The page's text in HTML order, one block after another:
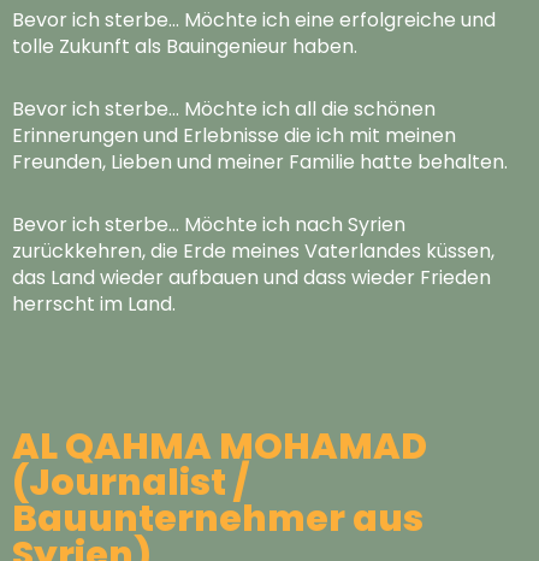
Bevor ich sterbe… Möchte ich eine erfolgreiche und
tolle Zukunft als Bauingenieur haben.
Bevor ich sterbe… Möchte ich all die schönen
Erinnerungen und Erlebnisse die ich mit meinen
Freunden, Lieben und meiner Familie hatte behalten.
Bevor ich sterbe… Möchte ich nach Syrien
zurückkehren, die Erde meines Vaterlandes küssen,
das Land wieder aufbauen und dass wieder Frieden
herrscht im Land.
AL QAHMA MOHAMAD
(Journalist /
Bauunternehmer aus